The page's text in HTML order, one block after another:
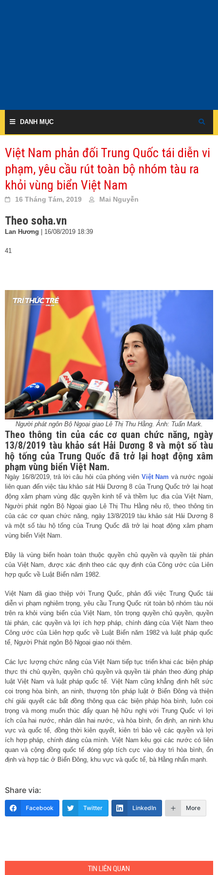
DANH MỤC
Việt Nam phản đối Trung Quốc tái diễn vi
phạm, yêu cầu rút toàn bộ nhóm tàu ra
khỏi vùng biển Việt Nam
16 Tháng Tám, 2019 Mai Nguyễn
Theo soha.vn
Lan Hương | 16/08/2019 18:39
41
Người phát ngôn Bộ Ngoại giao Lê Thị Thu Hằng. Ảnh: Tuấn Mark.
Theo thông tin của các cơ quan chức năng, ngày
13/8/2019 tàu khảo sát Hải Dương 8 và một số tàu
hộ tống của Trung Quốc đã trở lại hoạt động xâm
phạm vùng biển Việt Nam.
Ngày 16/8/2019, trả lời câu hỏi của phóng viên Việt Nam và nước ngoài
liên quan đến việc tàu khảo sát Hải Dương 8 của Trung Quốc trở lại hoạt
động xâm phạm vùng đặc quyền kinh tế và thềm lục địa của Việt Nam,
Người phát ngôn Bộ Ngoại giao Lê Thị Thu Hằng nêu rõ, theo thông tin
của các cơ quan chức năng, ngày 13/8/2019 tàu khảo sát Hải Dương 8
và một số tàu hộ tống của Trung Quốc đã trở lại hoạt động xâm phạm
vùng biển Việt Nam.
Đây là vùng biển hoàn toàn thuộc quyền chủ quyền và quyền tài phán
của Việt Nam, được xác định theo các quy định của Công ước của Liên
hợp quốc về Luật Biển năm 1982.
Việt Nam đã giao thiệp với Trung Quốc, phản đối việc Trung Quốc tái
diễn vi phạm nghiêm trọng, yêu cầu Trung Quốc rút toàn bộ nhóm tàu nói
trên ra khỏi vùng biển của Việt Nam, tôn trọng quyền chủ quyền, quyền
tài phán, các quyền và lợi ích hợp pháp, chính đáng của Việt Nam theo
Công ước của Liên hợp quốc về Luật Biển năm 1982 và luật pháp quốc
tế, Người Phát ngôn Bộ Ngoại giao nói thêm.
Các lực lượng chức năng của Việt Nam tiếp tục triển khai các biện pháp
thực thi chủ quyền, quyền chủ quyền và quyền tài phán theo đúng pháp
luật Việt Nam và luật pháp quốc tế. Việt Nam cũng khẳng định hết sức
coi trọng hòa bình, an ninh, thượng tôn pháp luật ở Biển Đông và thiện
chí giải quyết các bất đồng thông qua các biện pháp hòa bình, luôn coi
trọng và mong muốn thúc đẩy quan hệ hữu nghị với Trung Quốc vì lợi
ích của hai nước, nhân dân hai nước, và hòa bình, ổn định, an ninh khu
vực và quốc tế, đồng thời kiên quyết, kiên trì bảo vệ các quyền và lợi
ích hợp pháp, chính đáng của mình. Việt Nam kêu gọi các nước có liên
quan và cộng đồng quốc tế đóng góp tích cực vào duy trì hòa bình, ổn
định và hợp tác ở Biển Đông, khu vực và quốc tế, bà Hằng nhấn mạnh.
Share via:
Facebook Twitter LinkedIn More
TIN LIÊN QUAN